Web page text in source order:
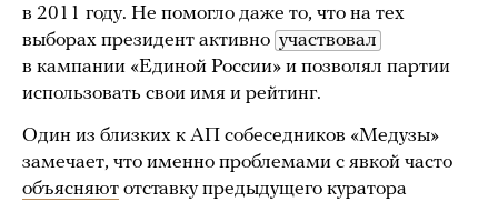
в 2011 году. Не помогло даже то, что на тех
выборах президент активно участвовал
в кампании «Единой России» и позволял партии
использовать свои имя и рейтинг.
Один из близких к АП собеседников «Медузы»
замечает, что именно проблемами с явкой часто
объясняют отставку предыдущего куратора